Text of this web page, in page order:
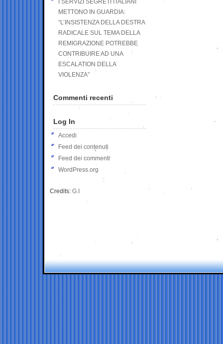
I SERVIZI SEGRETI ITALIANI
METTONO IN GUARDIA:
“L’INSISTENZA DELLA DESTRA
RADICALE SUL TEMA DELLA
REMIGRAZIONE POTREBBE
CONTRIBUIRE AD UNA
ESCALATION DELLA
VIOLENZA”
Commenti recenti
Log In
Accedi
Feed dei contenuti
Feed dei commenti
WordPress.org
Credits: G.I